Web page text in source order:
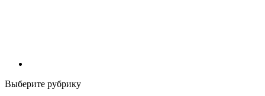
Выберите рубрику